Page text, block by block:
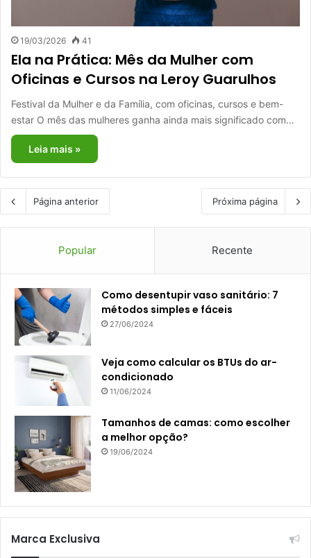
19/03/2026 41
Ela na Prática: Mês da Mulher com
Oficinas e Cursos na Leroy Guarulhos
Festival da Mulher e da Família, com oficinas, cursos e bem-
estar O mês das mulheres ganha ainda mais significado com…
Leia mais »
Página anterior Próxima página
Popular Recente
Como desentupir vaso sanitário: 7
métodos simples e fáceis
27/06/2024
Veja como calcular os BTUs do ar-
condicionado
11/06/2024
Tamanhos de camas: como escolher
a melhor opção?
19/06/2024
Marca Exclusiva